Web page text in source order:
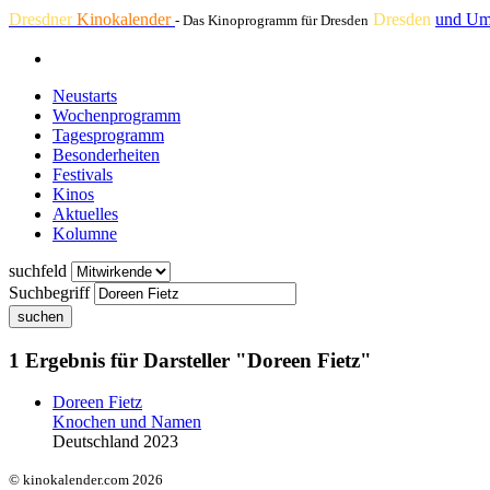
DresdnerKinokalender - Das Kinoprogramm für Dresden Dresden und
Neustarts
Wochenprogramm
Tagesprogramm
Besonderheiten
Festivals
Kinos
Aktuelles
Kolumne
suchfeld
Suchbegriff
suchen
1 Ergebnis für Darsteller "Doreen Fietz"
Doreen Fietz
Knochen und Namen
Deutschland 2023
© kinokalender.com 2026